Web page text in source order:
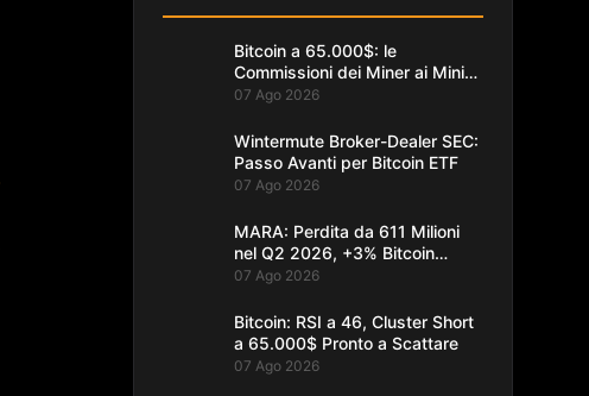
Bitcoin a 65.000$: le
Commissioni dei Miner ai Minimi
da un Decennio
07 Ago 2026
Wintermute Broker-Dealer SEC:
Passo Avanti per Bitcoin ETF
07 Ago 2026
MARA: Perdita da 611 Milioni
nel Q2 2026, +3% Bitcoin
Minati
07 Ago 2026
Bitcoin: RSI a 46, Cluster Short
a 65.000$ Pronto a Scattare
07 Ago 2026